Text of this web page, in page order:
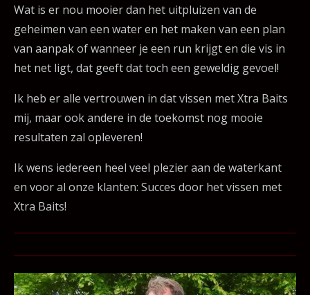
Wat is er nou mooier dan het uitpluizen van de
geheimen van een water en het maken van een plan
van aanpak of wanneer je een run krijgt en die vis in
het net ligt, dat geeft dat toch een geweldig gevoel!
Ik heb er alle vertrouwen in dat vissen met Xtra Baits
mij, maar ook andere in de toekomst nog mooie
resultaten zal opleveren!
Ik wens iedereen heel veel plezier aan de waterkant
en voor al onze klanten: Succes door het vissen met
Xtra Baits!